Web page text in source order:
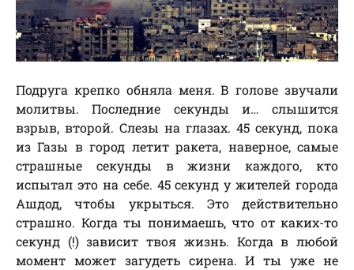
Подруга крепко обняла меня. В голове звучали
молитвы. Последние секунды и… слышится
взрыв, второй. Слезы на глазах. 45 секунд, пока
из Газы в город летит ракета, наверное, самые
страшные секунды в жизни каждого, кто
испытал это на себе. 45 секунд у жителей города
Ашдод, чтобы укрыться. Это действительно
страшно. Когда ты понимаешь, что от каких-то
секунд (!) зависит твоя жизнь. Когда в любой
момент может загудеть сирена. И ты уже не